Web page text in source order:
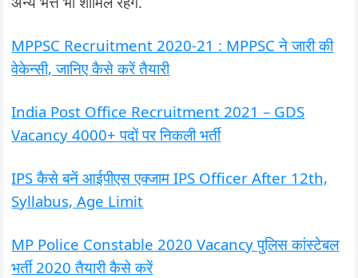
MPPSC Recruitment 2020-21 : MPPSC ने जारी की
वेकेन्सी, जानिए कैसे करें तैयारी
India Post Office Recruitment 2021 – GDS
Vacancy 4000+ पदों पर निकली भर्ती
IPS कैसे बनें आईपीएस एक्जाम IPS Officer After 12th,
Syllabus, Age Limit
MP Police Constable 2020 Vacancy पुलिस कांस्टेबल
भर्ती 2020 तैयारी कैसे करें